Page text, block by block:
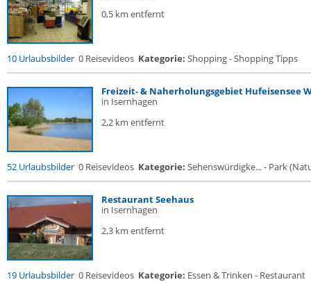
0,5 km entfernt
10 Urlaubsbilder 0 Reisevideos Kategorie: Shopping - Shopping Tipps
Freizeit- & Naherholungsgebiet Hufeisensee
in Isernhagen
2,2 km entfernt
52 Urlaubsbilder 0 Reisevideos Kategorie: Sehenswürdigke... - Park
Restaurant Seehaus
in Isernhagen
2,3 km entfernt
19 Urlaubsbilder 0 Reisevideos Kategorie: Essen & Trinken - Restaurant